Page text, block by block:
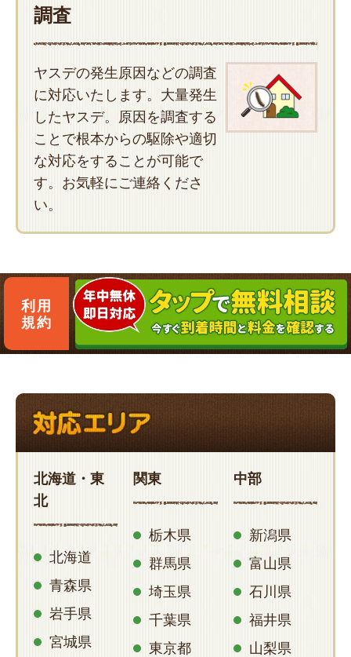
調査
ヤスデの発生原因などの調査
に対応いたします。大量発生
したヤスデ。原因を調査する
ことで根本からの駆除や適切
な対応をすることが可能で
す。お気軽にご連絡くださ
い。
利用
規約
北海道・東
北
北海道
青森県
岩手県
宮城県
関東
栃木県
群馬県
埼玉県
千葉県
東京都
中部
新潟県
富山県
石川県
福井県
山梨県